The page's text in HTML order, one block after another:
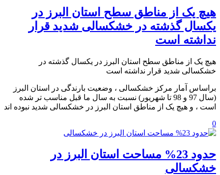
هیچ یک از مناطق سطح استان البرز در
یکسال گذشته در خشکسالی شدید قرار
نداشته است
هیچ یک از مناطق سطح استان البرز در یکسال گذشته در
خشکسالی شدید قرار نداشته است
براساس آمار مرکز خشکسالی ، وضعیت بارندگی در استان البرز
(سال 97 و 98 تا شهریور) نسبت به سال ما قبل مناسب تر شده
است ، و هیچ یک از مناطق استان البرز در خشکسالی شدید نبوده اند
0
حدود 23% مساحت استان البرز در
خشکسالی